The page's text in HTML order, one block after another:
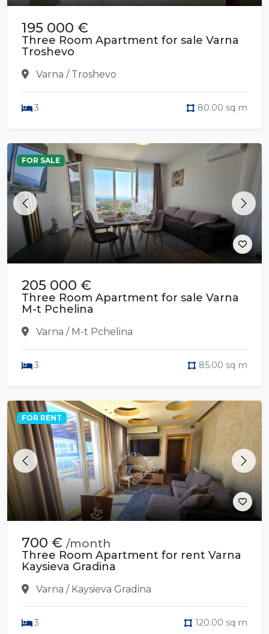
195 000 €
Three Room Apartment for sale Varna
Troshevo
Varna / Troshevo
3 80.00 sq m
Previous Next
FOR SALE
205 000 €
Three Room Apartment for sale Varna
M-t Pchelina
Varna / M-t Pchelina
3 85.00 sq m
Previous Next
FOR RENT
700 € /month
Three Room Apartment for rent Varna
Kaysieva Gradina
Varna / Kaysieva Gradina
3 120.00 sq m